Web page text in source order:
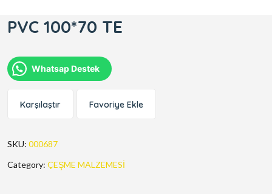
PVC 100*70 TE
Whatsap Destek
Karşılaştır Favoriye Ekle
SKU: 000687
Category: ÇEŞME MALZEMESİ